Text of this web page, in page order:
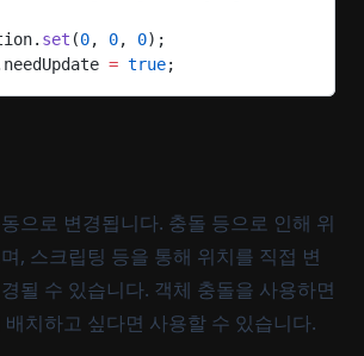
set (0, 0, 0);
= true;
으로 변경됩니다. 충돌 등으로 인해 위
, 스크립팅 등을 통해 위치를 직접 변
될 수 있습니다. 객체 충돌을 사용하면
치하고 싶다면 사용할 수 있습니다.